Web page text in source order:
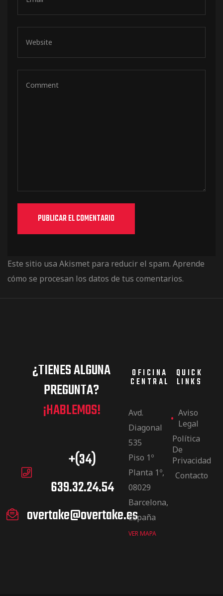
Este sitio usa Akismet para reducir el spam. Aprende
cómo se procesan los datos de tus comentarios.
¿TIENES ALGUNA
PREGUNTA?
¡HABLEMOS!
+(34)
639.32.24.54
overtake@overtake.es
OFICINA
CENTRAL
Avd.
Diagonal
535
Piso 1º
Planta 1º,
08029
Barcelona,
España
VER MAPA
QUICK
LINKS
Aviso
Legal
Política
De
Privacidad
Contacto